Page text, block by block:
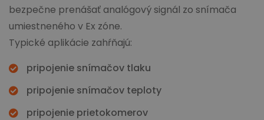
bezpečne prenášať analógový signál zo snímača
umiestneného v Ex zóne.
Typické aplikácie zahŕňajú:
pripojenie snímačov tlaku
pripojenie snímačov teploty
pripojenie prietokomerov